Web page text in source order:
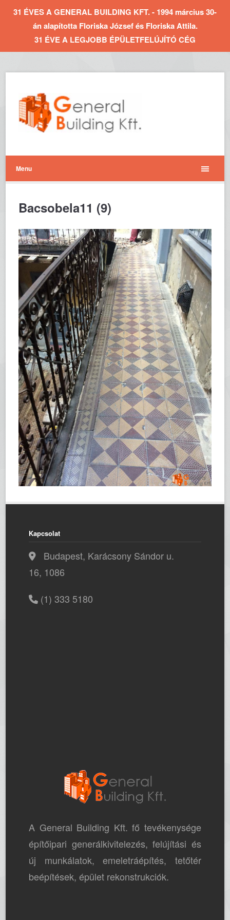
31 ÉVES A GENERAL BUILDING KFT. - 1994 március 30-
án alapította Floriska József és Floriska Attila.
31 ÉVE A LEGJOBB ÉPÜLETFELÚJÍTÓ CÉG
Menu
Bacsobela11 (9)
Kapcsolat
Budapest, Karácsony Sándor u.
16, 1086
(1) 333 5180
A General Building Kft. fő tevékenysége
építőipari generálkivitelezés, felújítási és
új munkálatok, emeletráépítés, tetőtér
beépítések, épület rekonstrukciók.